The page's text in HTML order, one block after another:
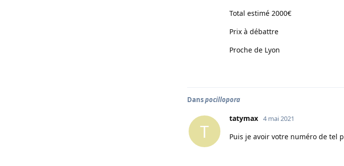
Total estimé 2000€
Prix à débattre
Proche de Lyon
Danspocillopora
T
tatymax 4 mai 2021
Puis je avoir votre numéro de tel